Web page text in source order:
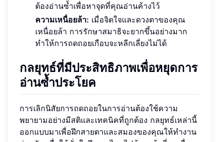
ต้องอ่านซ้ำเพื่อหาจุดที่คุณอ่านค้างไว้
ความเหนื่อยล้า: เมื่อจิตใจและดวงตาของคุณ
เหนื่อยล้า การรักษาสมาธิจะยากขึ้นอย่างมาก
ทำให้การถดถอยเกือบจะหลีกเลี่ยงไม่ได้
กลยุทธ์ที่มีประสิทธิภาพเพื่อหยุดการ
อ่านซ้ำประโยค
การเลิกนิสัยการถดถอยในการอ่านต้องใช้ความ
พยายามอย่างมีสติและเทคนิคที่ถูกต้อง กลยุทธ์เหล่านี้
ออกแบบมาเพื่อฝึกสายตาและสมองของคุณให้ทำงาน